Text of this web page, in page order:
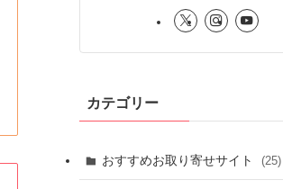
カテゴリー
おすすめお取り寄せサイト (25)